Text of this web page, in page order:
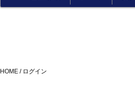
HOME / ログイン